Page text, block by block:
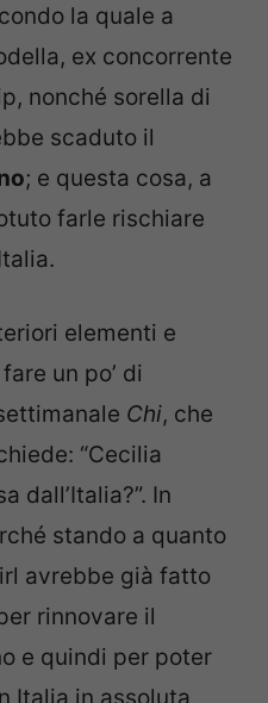
la quale a
ex concorrente
nonché sorella di
scaduto il
; e questa cosa, a
farle rischiare
elementi e
un po’ di
Chi, che
“Cecilia
dall’Italia?”. In
stando a quanto
avrebbe già fatto
rinnovare il
e quindi per poter